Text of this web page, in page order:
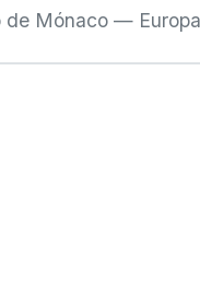
de Mónaco —